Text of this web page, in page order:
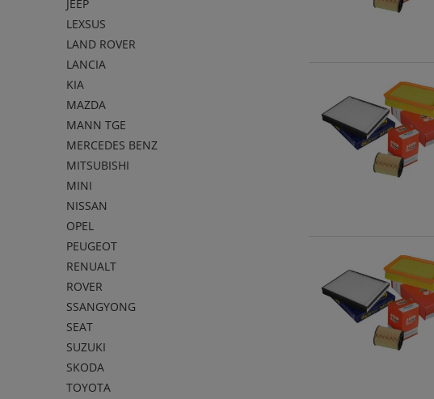
JEEP
LEXSUS
LAND ROVER
LANCIA
KIA
MAZDA
MANN TGE
MERCEDES BENZ
MITSUBISHI
MINI
NISSAN
OPEL
PEUGEOT
RENUALT
ROVER
SSANGYONG
SEAT
SUZUKI
SKODA
TOYOTA